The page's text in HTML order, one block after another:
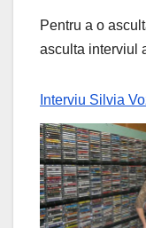
Pentru a o
asculta interviul
Interviu Silvia